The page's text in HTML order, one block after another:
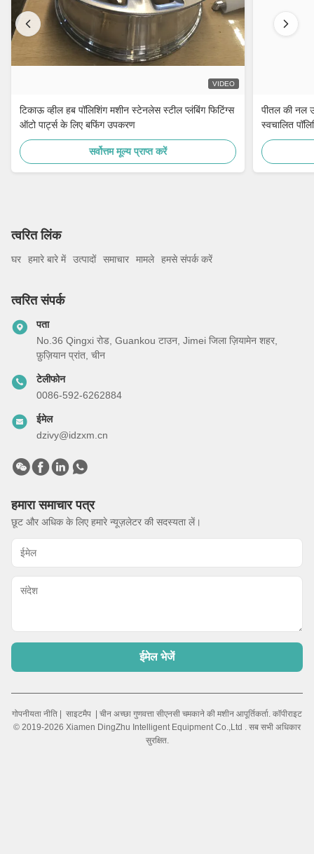
VIDEO
टिकाऊ व्हील हब पॉलिशिंग मशीन स्टेनलेस स्टील प्लंबिंग फिटिंग्स
ऑटो पार्ट्स के लिए बफिंग उपकरण
सर्वोत्तम मूल्य प्राप्त करें
पीतल की नल
स्वचालित
त्वरित लिंक
घर हमारे बारे में उत्पादों समाचार मामले हमसे संपर्क करें
त्वरित संपर्क
पता
No.36 Qingxi रोड, Guankou टाउन, Jimei जिला ज़ियामेन शहर,
फ़ुज़ियान प्रांत, चीन
टेलीफोन
0086-592-6262884
ईमेल
dzivy@idzxm.cn
हमारा समाचार पत्र
छूट और अधिक के लिए हमारे न्यूज़लेटर की सदस्यता लें।
ईमेल भेजें
गोपनीयता नीति साइटमैप | चीन अच्छा गुणवत्ता सीएनसी चमकाने की मशीन आपूर्तिकर्ता. कॉपीराइट
© 2019-2026 Xiamen DingZhu Intelligent Equipment Co.,Ltd . सब सभी अधिकार
सुरक्षित.